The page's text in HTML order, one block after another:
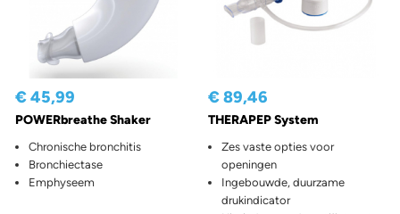
€ 45,99
POWERbreathe Shaker
Chronische bronchitis
Bronchiectase
Emphyseem
€ 89,46
THERAPEP System
Zes vaste opties voor
openingen
Ingebouwde, duurzame
drukindicator